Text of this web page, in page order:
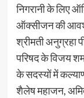
निगरानी के लिए
ऑक्सीजन की
श्रीमती
परिषद के विजय
के सदस्यों में
शैलेष महाजन,